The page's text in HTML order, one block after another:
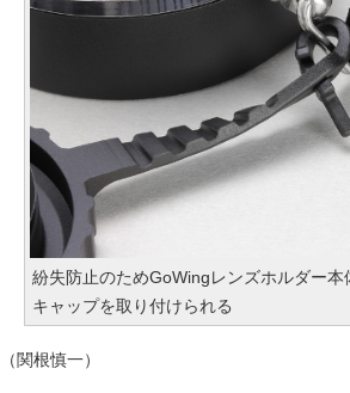
紛失防止のためGoWingレンズホルダー本
キャップを取り付けられる
（関根慎一）